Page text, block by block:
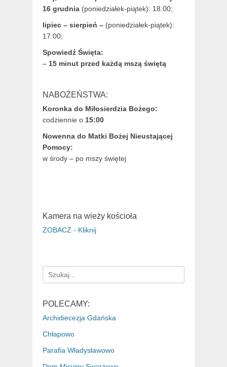
16 grudnia (poniedziałek-piątek): 18.00;
lipiec – sierpień – (poniedziałek-piątek):
17.00;
Spowiedź Święta:
– 15 minut przed każdą mszą świętą
NABOŻEŃSTWA:
Koronka do Miłosierdzia Bożego:
codziennie o 15:00
Nowenna do Matki Bożej Nieustającej
Pomocy:
w środy – po mszy świętej
Kamera na wieży kościoła
ZOBACZ - Kliknij
Search
for:
POLECAMY:
Archidiecezja Gdańska
Chłapowo
Parafia Władysławowo